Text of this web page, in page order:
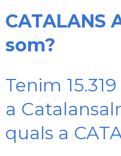
CATALANS
som?
Tenim
a
quals a